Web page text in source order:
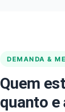
DEMANDA &
Quem
quanto e